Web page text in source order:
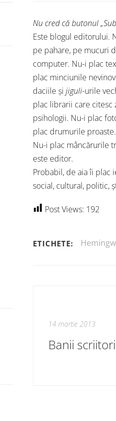
Nu cred că butonul
Este blogul editorului.
pe pahare, pe mucuri
computer. Nu-i plac
plac minciunile
daciile și jiguli-urile
plac librarii care citesc
psihologii. Nu-i plac
plac drumurile
Nu-i plac mâncărurile
este editor.
Probabil, de aia îi plac
social, cultural, politic,
Post Views: 192
ETICHETE:
14 martie 2013
Banii